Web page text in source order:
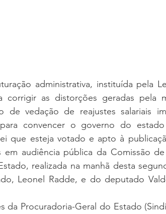
administrativa, instituída pela
as distorções geradas pela
de vedação de reajustes salariais
convencer o governo do
que esteja votado e apto à
audiência pública da Comissão de
realizada na manhã desta
Leonel Radde, e do deputado
Procuradoria-Geral do Estado